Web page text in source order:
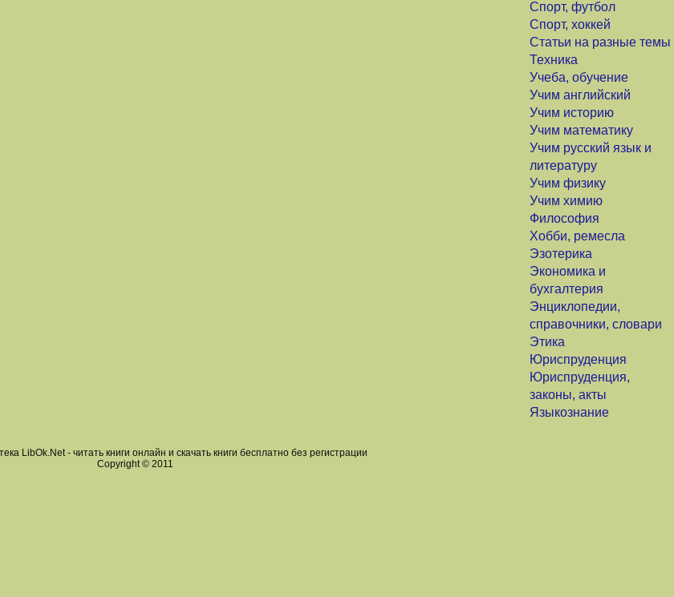
Спорт, футбол
Спорт, хоккей
Статьи на разные темы
Техника
Учеба, обучение
Учим английский
Учим историю
Учим математику
Учим русский язык и
литературу
Учим физику
Учим химию
Философия
Хобби, ремесла
Эзотерика
Экономика и
бухгалтерия
Энциклопедии,
справочники, словари
Этика
Юриспруденция
Юриспруденция,
законы, акты
Языкознание
LibOk.Net - читать книги онлайн и скачать книги бесплатно без регистрации
Copyright © 2011